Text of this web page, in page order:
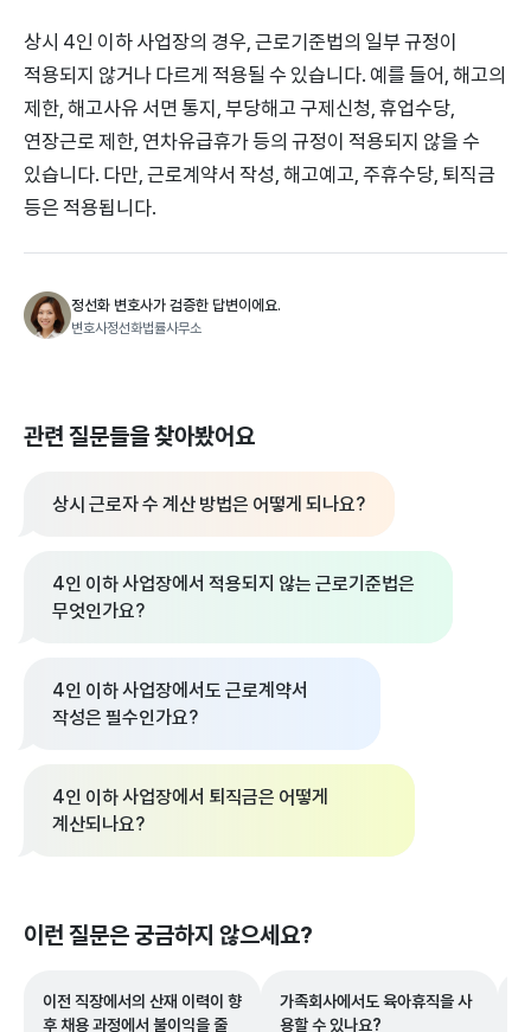
상시 4인 이하 사업장의 경우, 근로기준법의 일부 규정이
적용되지 않거나 다르게 적용될 수 있습니다. 예를 들어, 해고의
제한, 해고사유 서면 통지, 부당해고 구제신청, 휴업수당,
연장근로 제한, 연차유급휴가 등의 규정이 적용되지 않을 수
있습니다. 다만, 근로계약서 작성, 해고예고, 주휴수당, 퇴직금
등은 적용됩니다.
정선화 변호사가 검증한 답변이에요.
변호사정선화법률사무소
관련 질문들을 찾아봤어요
상시 근로자 수 계산 방법은 어떻게 되나요?
4인 이하 사업장에서 적용되지 않는 근로기준법은
무엇인가요?
4인 이하 사업장에서도 근로계약서
작성은 필수인가요?
4인 이하 사업장에서 퇴직금은 어떻게
계산되나요?
이런 질문은 궁금하지 않으세요?
이전 직장에서의 산재 이력이 향
후 채용 과정에서 불이익을 줄
가족회사에서도 육아휴직을 사
용할 수 있나요?